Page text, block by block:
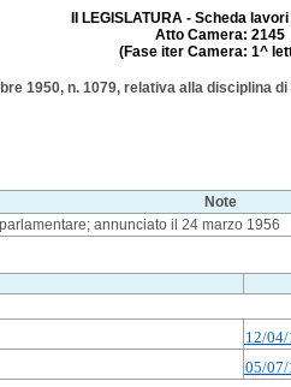
II LEGISLATURA - Scheda
Atto Camera: 2145
(Fase iter Camera: 1^
1950, n. 1079, relativa alla disciplina
Note
annunciato il 24 marzo 1956
12/
05/07/